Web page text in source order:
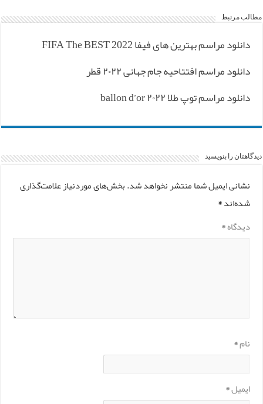
مطالب مرتبط
دانلود مراسم بهترین های فیفا FIFA The BEST 2022
دانلود مراسم افتتاحیه جام جهانی ۲۰۲۲ قطر
دانلود مراسم توپ طلا ۲۰۲۲ ballon d’or
دیدگاهتان را بنویسید
نشانی ایمیل شما منتشر نخواهد شد.بخش‌های موردنیاز علامت‌گذاری
شده‌اند*
دیدگاه*
نام*
ایمیل*